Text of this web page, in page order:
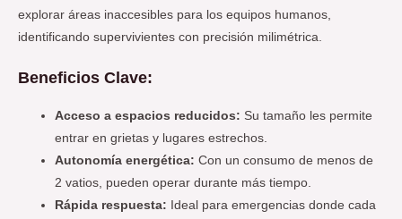
explorar áreas inaccesibles para los equipos humanos,
identificando supervivientes con precisión milimétrica.
Beneficios Clave:
Acceso a espacios reducidos: Su tamaño les permite
entrar en grietas y lugares estrechos.
Autonomía energética:Con un consumo de menos de
2 vatios, pueden operar durante más tiempo.
Rápida respuesta: Ideal para emergencias donde cada